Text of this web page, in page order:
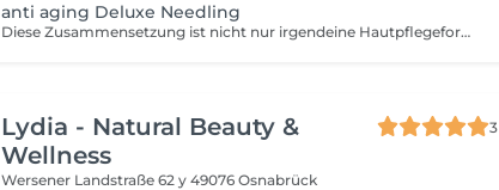
anti aging Deluxe Needling
Diese Zusammensetzung ist nicht nur irgendeine Hautpflegeformel. Es ist eine revolutionäre Mischung aus NCTC135, die deine Haut auf das nächste Level hebt. Von der Revitalisierung bis zur Zellernährung diese Formel ist der Schlüssel zur Verjüngung deiner Haut. NCTC135: Ein Power-Mix aus 4 Mineralien, 23 Aminosäuren, 18 Vitaminen, 6 Co-Enzymen, 5 Nukleinsäuren und 2 Reduktionsmitteln
Lydia - Natural Beauty &
Wellness
3
Wersener Landstraße 62 y49076 Osnabrück